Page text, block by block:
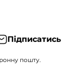
Підписатись
пошту.